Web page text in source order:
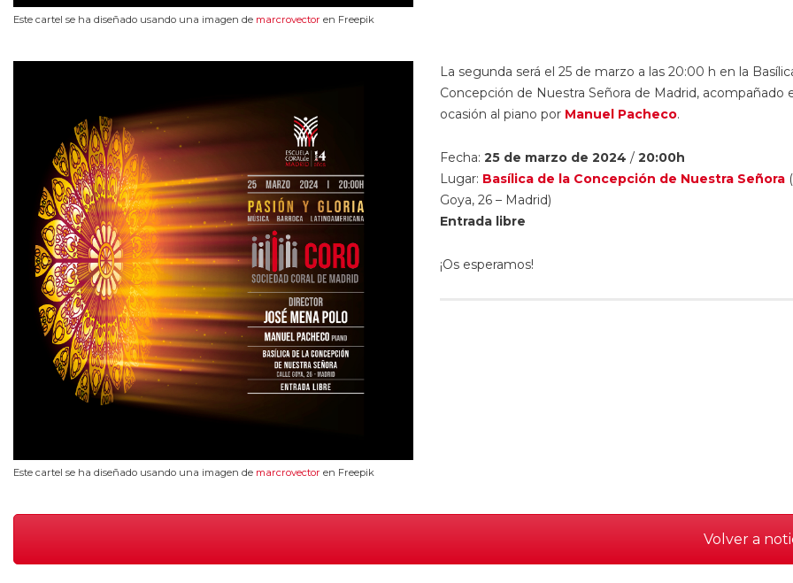
Este cartel se ha diseñado usando una imagen de marcrovector en Freepik
Este cartel se ha diseñado usando una imagen de marcrovector en Freepik
La segunda será el 25 de marzo a las 20:00 h en la
Concepción de Nuestra Señora de Madrid, acompañado
ocasión al piano por Manuel Pacheco.
Fecha: 25 de marzo de 2024 / 20:00h
Lugar: Basílica de la Concepción de Nuestra Señora
Goya, 26 – Madrid)
Entrada libre
¡Os esperamos!
Volver a